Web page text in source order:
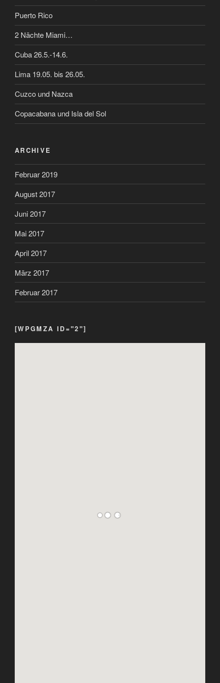
Puerto Rico
2 Nächte Miami…
Cuba 26.5.-14.6.
Lima 19.05. bis 26.05.
Cuzco und Nazca
Copacabana und Isla del Sol
ARCHIVE
Februar 2019
August 2017
Juni 2017
Mai 2017
April 2017
März 2017
Februar 2017
[WPGMZA ID="2"]